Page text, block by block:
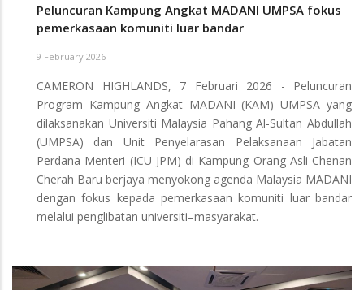
Peluncuran Kampung Angkat MADANI UMPSA fokus
pemerkasaan komuniti luar bandar
9 February 2026
CAMERON HIGHLANDS, 7 Februari 2026 - Peluncuran
Program Kampung Angkat MADANI (KAM) UMPSA yang
dilaksanakan Universiti Malaysia Pahang Al-Sultan Abdullah
(UMPSA) dan Unit Penyelarasan Pelaksanaan Jabatan
Perdana Menteri (ICU JPM) di Kampung Orang Asli Chenan
Cherah Baru berjaya menyokong agenda Malaysia MADANI
dengan fokus kepada pemerkasaan komuniti luar bandar
melalui penglibatan universiti–masyarakat.